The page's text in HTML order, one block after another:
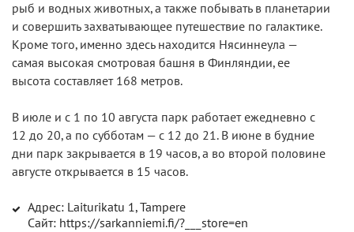
рыб и водных животных, а также побывать в планетарии
и совершить захватывающее путешествие по галактике.
Кроме того, именно здесь находится Нясиннеула —
самая высокая смотровая башня в Финляндии, ее
высота составляет 168 метров.
В июле и с 1 по 10 августа парк работает ежедневно с
12 до 20, а по субботам — с 12 до 21. В июне в будние
дни парк закрывается в 19 часов, а во второй половине
августе открывается в 15 часов.
Адрес: Laiturikatu 1, Tampere
Сайт: https://sarkanniemi.fi/?___store=en